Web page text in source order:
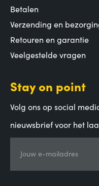
Betalen
Verzending en
Retouren en garantie
Veelgestelde vragen
Stay on point
Volg ons op social
nieuwsbrief voor het
Jouw e-mailadres